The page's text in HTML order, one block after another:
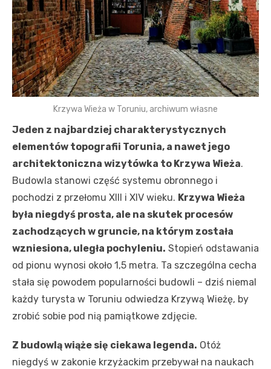
Krzywa Wieża w Toruniu, archiwum własne
Jeden z najbardziej charakterystycznych
elementów topografii Torunia, a nawet jego
architektoniczna wizytówka to Krzywa Wieża.
Budowla stanowi część systemu obronnego i
pochodzi z przełomu XIII i XIV wieku. Krzywa Wieża
była niegdyś prosta, ale na skutek procesów
zachodzących w gruncie, na którym została
wzniesiona, uległa pochyleniu. Stopień odstawania
od pionu wynosi około 1,5 metra. Ta szczególna cecha
stała się powodem popularności budowli – dziś niemal
każdy turysta w Toruniu odwiedza Krzywą Wieżę, by
zrobić sobie pod nią pamiątkowe zdjęcie.
Z budowlą wiąże się ciekawa legenda. Otóż
niegdyś w zakonie krzyżackim przebywał na naukach